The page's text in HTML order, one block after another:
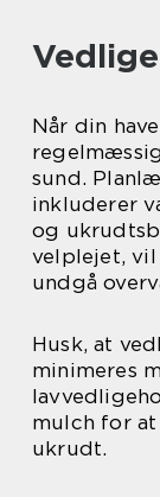
Når din
sund.
inkluderer
og
velplejet,
undgå
Husk, at
minimeres
mulch for
ukrudt.